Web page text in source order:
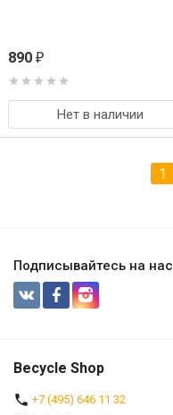
890 ₽
Нет в наличии
1
Подписывайтесь на нас
Becycle Shop
+7 (495) 646 11 32